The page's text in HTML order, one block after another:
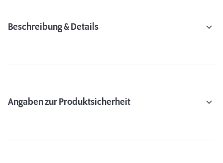
Beschreibung & Details
Angaben zur Produktsicherheit